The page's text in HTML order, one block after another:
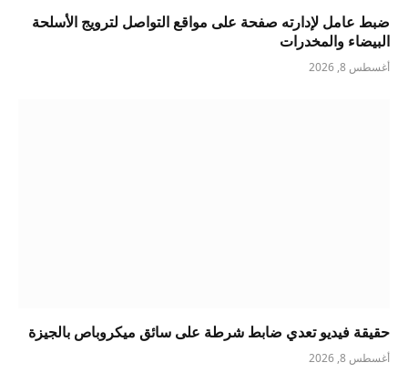
ضبط عامل لإدارته صفحة على مواقع التواصل لترويج الأسلحة
البيضاء والمخدرات
أغسطس 8, 2026
حقيقة فيديو تعدي ضابط شرطة على سائق ميكروباص بالجيزة
أغسطس 8, 2026